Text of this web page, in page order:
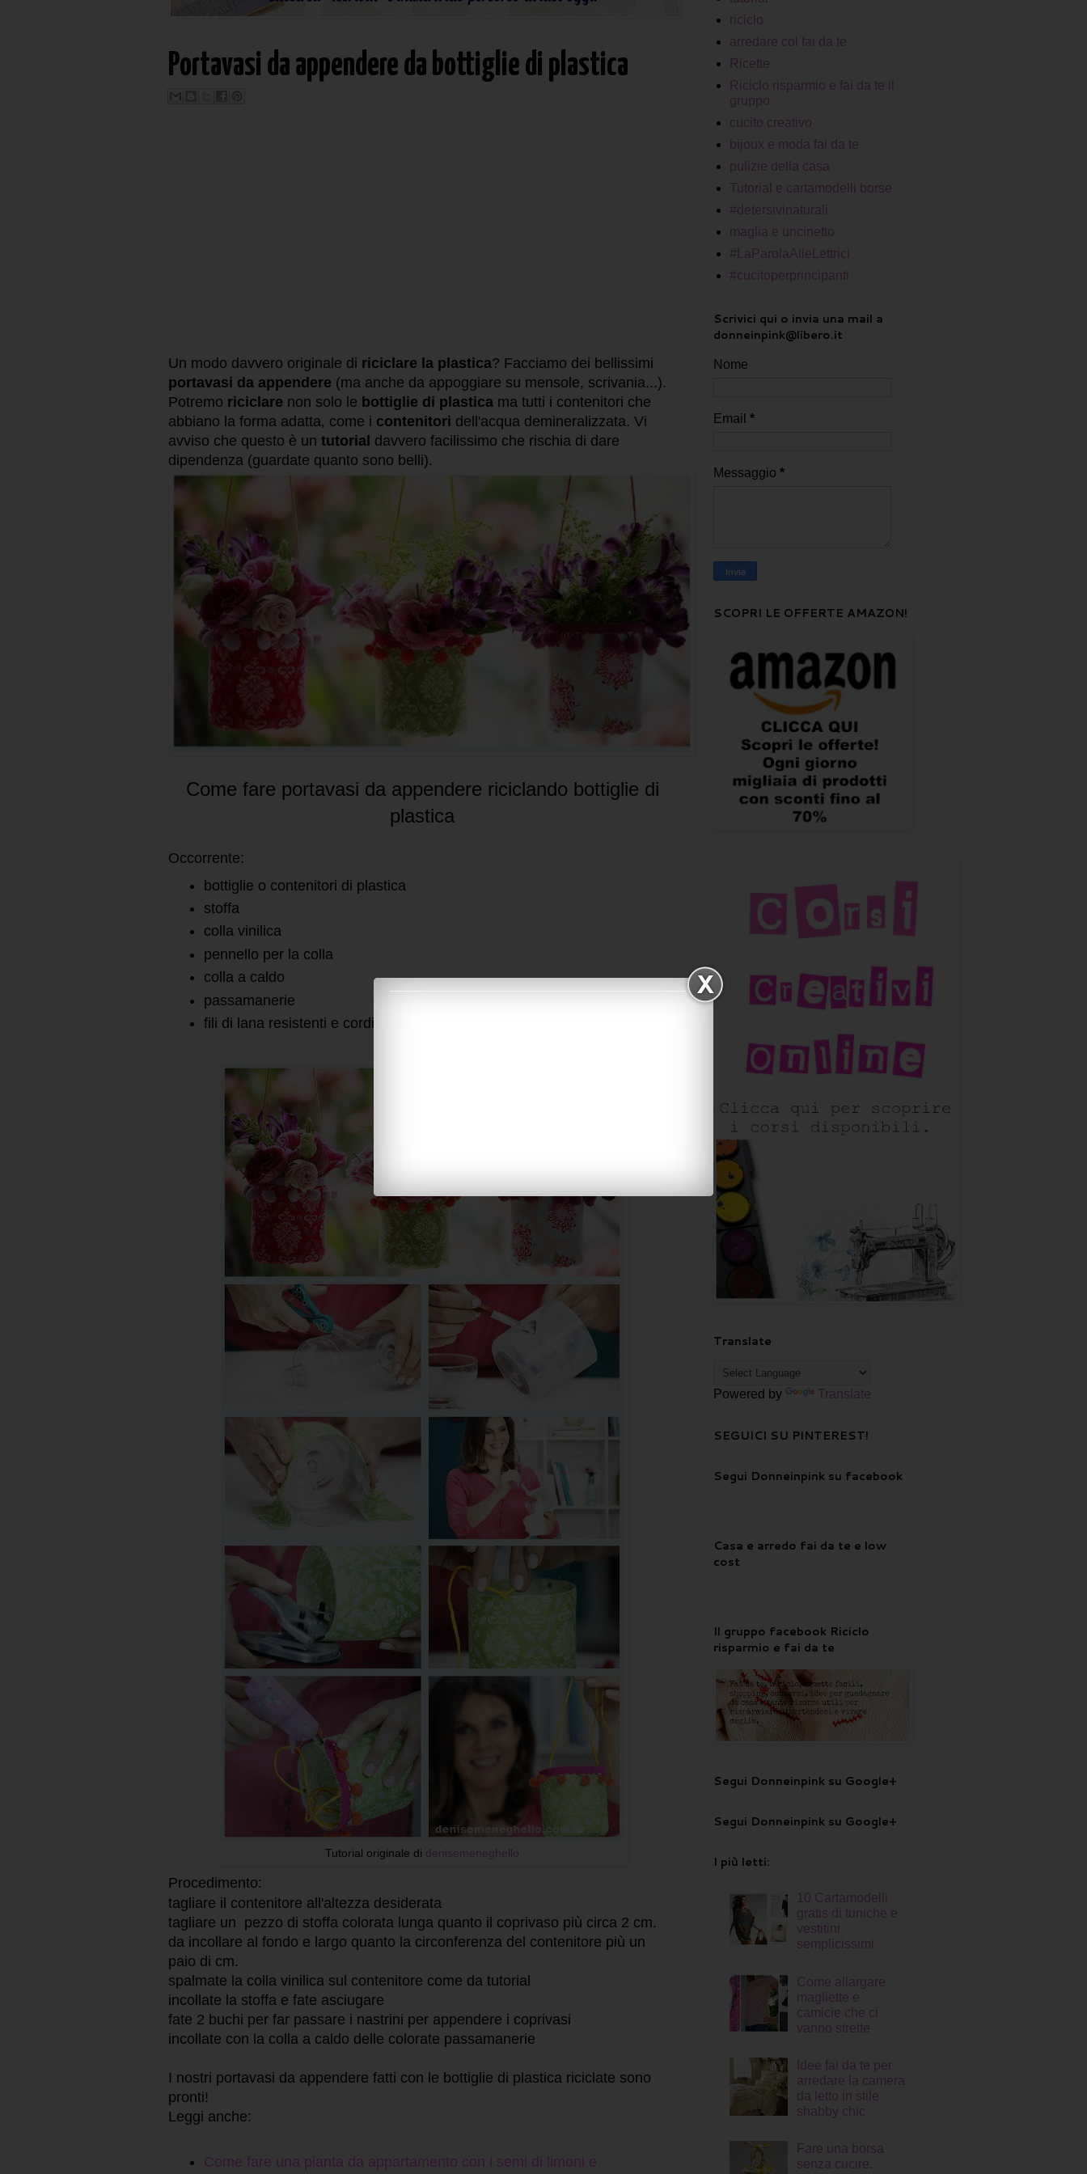
Portavasi da appendere da bottiglie di plastica
Un modo davvero originale di riciclare la plastica? Facciamo dei bellissimi
portavasi da appendere (ma anche da appoggiare su mensole, scrivania...).
Potremo riciclare non solo le bottiglie di plastica ma tutti i contenitori che
abbiano la forma adatta, come i contenitori dell'acqua demineralizzata. Vi
avviso che questo è un tutorial davvero facilissimo che rischia di dare
dipendenza (guardate quanto sono belli).
Come fare portavasi da appendere riciclando bottiglie di
plastica
Occorrente:
bottiglie o contenitori di plastica
stoffa
colla vinilica
pennello per la colla
colla a caldo
passamanerie
fili di lana resistenti e cordini vari per appendere i coprivasi
Tutorial originale di denisemeneghello
Procedimento:
tagliare il contenitore all'altezza desiderata
tagliare un pezzo di stoffa colorata lunga quanto il coprivaso più circa 2 cm.
da incollare al fondo e largo quanto la circonferenza del contenitore più un
paio di cm.
spalmate la colla vinilica sul contenitore come da tutorial
incollate la stoffa e fate asciugare
fate 2 buchi per far passare i nastrini per appendere i coprivasi
incollate con la colla a caldo delle colorate passamanerie
I nostri portavasi da appendere fatti con le bottiglie di plastica riciclate sono
pronti!
Leggi anche:
Come fare una pianta da appartamento con i semi di limoni e
riciclo
arredare col fai da te
Ricette
Riciclo risparmio e fai da te il
gruppo
cucito creativo
bijoux e moda fai da te
pulizie della casa
Tutorial e cartamodelli borse
#detersivinaturali
maglia e uncinetto
#LaParolaAlleLettrici
#cucitoperprincipanti
Scrivici qui o invia una mail a
donneinpink@libero.it
Nome
Email *
Messaggio *
SCOPRI LE OFFERTE AMAZON!
Translate
Powered by Translate
SEGUICI SU PINTEREST!
Segui Donneinpink su facebook
Casa e arredo fai da te e low
cost
Il gruppo facebook Riciclo
risparmio e fai da te
Segui Donneinpink su Google+
Segui Donneinpink su Google+
I più letti:
10 Cartamodelli
gratis di tuniche e
vestitini
semplicissimi
Come allargare
magliette e
camicie che ci
vanno strette
Idee fai da te per
arredare la camera
da letto in stile
shabby chic
Fare una borsa
senza cucire.